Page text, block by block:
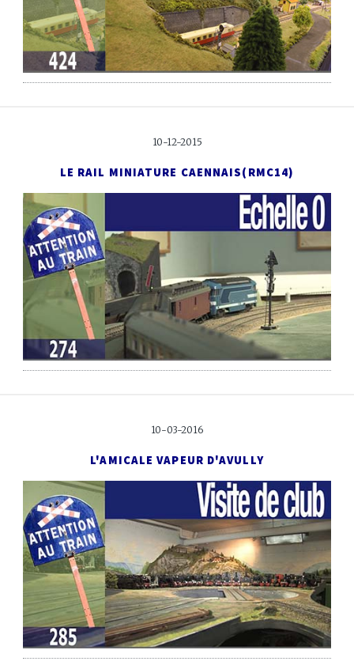
10-12-2015
LE RAIL MINIATURE CAENNAIS(RMC14)
10-03-2016
L'AMICALE VAPEUR D'AVULLY